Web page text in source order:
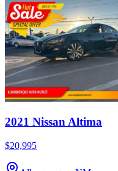
2021 Nissan Altima
$20,995